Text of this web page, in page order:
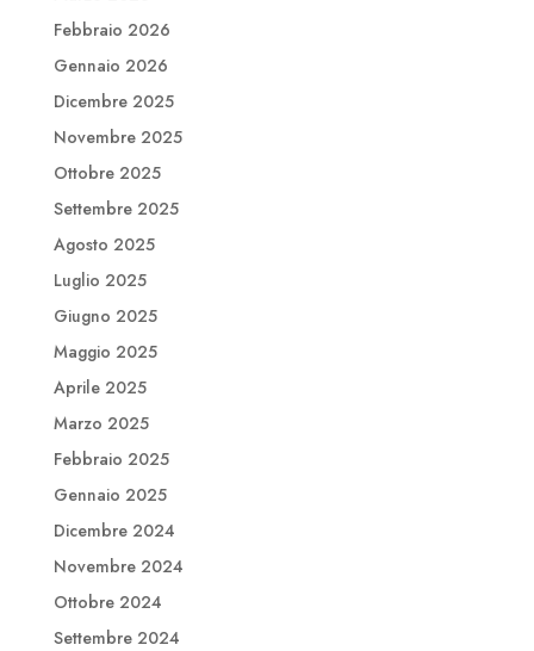
Febbraio 2026
Gennaio 2026
Dicembre 2025
Novembre 2025
Ottobre 2025
Settembre 2025
Agosto 2025
Luglio 2025
Giugno 2025
Maggio 2025
Aprile 2025
Marzo 2025
Febbraio 2025
Gennaio 2025
Dicembre 2024
Novembre 2024
Ottobre 2024
Settembre 2024